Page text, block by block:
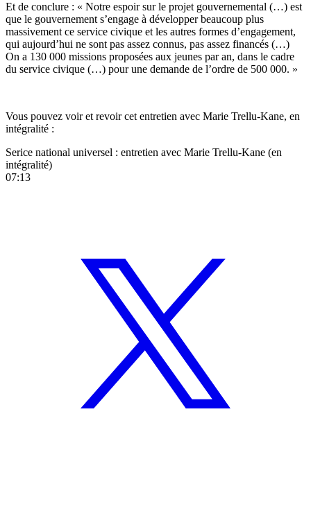
Et de conclure : « Notre espoir sur le projet gouvernemental (…) est
que le gouvernement s’engage à développer beaucoup plus
massivement ce service civique et les autres formes d’engagement,
qui aujourd’hui ne sont pas assez connus, pas assez financés (…)
On a 130 000 missions proposées aux jeunes par an, dans le cadre
du service civique (…) pour une demande de l’ordre de 500 000. »
Vous pouvez voir et revoir cet entretien avec Marie Trellu-Kane, en
intégralité :
Serice national universel : entretien avec Marie Trellu-Kane (en
intégralité)
07:13